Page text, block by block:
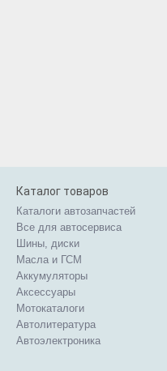
Каталог товаров
Каталоги автозапчастей
Все для автосервиса
Шины, диски
Масла и ГСМ
Аккумуляторы
Аксессуары
Мотокаталоги
Автолитература
Автоэлектроника